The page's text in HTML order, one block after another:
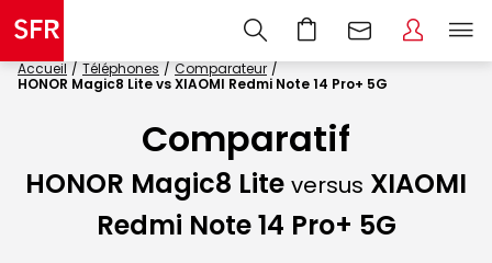
Accueil Téléphones
Comparateur
HONOR Magic8 Lite vs XIAOMI Redmi Note 14 Pro+ 5G
Comparatif
HONOR Magic8 Lite versus XIAOMI
Redmi Note 14 Pro+ 5G